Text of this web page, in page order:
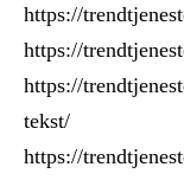
https://
https://
https://
tekst/
https://